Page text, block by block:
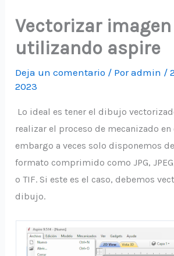
Vectorizar imagen
utilizando aspire
Deja un comentario / Poradmin /
2023
Lo ideal es tener el dibujo
realizar el proceso de mecanizado en
embargo a veces solo disponemos
formato comprimido como JPG,
o TIF. Si este es el caso, debemos
dibujo.